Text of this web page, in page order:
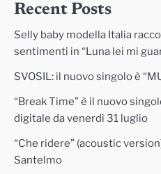
Recent Posts
Selly baby modella Italia
sentimenti in “Luna lei mi
SVOSIL: il nuovo singolo è
“Break Time” è il nuovo
digitale da venerdì 31 luglio
“Che ridere” (acoustic
Santelmo